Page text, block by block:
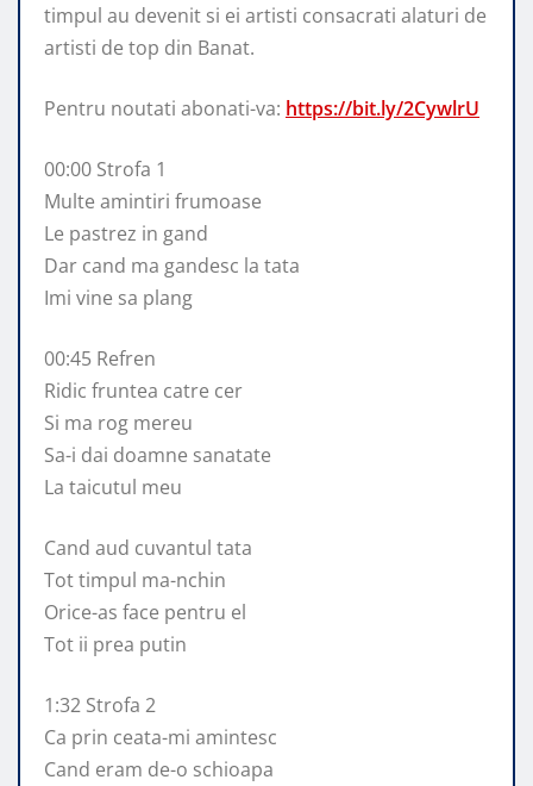
timpul au devenit si ei artisti consacrati alaturi de
artisti de top din Banat.
Pentru noutati abonati-va: https://bit.ly/2CywlrU
00:00 Strofa 1
Multe amintiri frumoase
Le pastrez in gand
Dar cand ma gandesc la tata
Imi vine sa plang
00:45 Refren
Ridic fruntea catre cer
Si ma rog mereu
Sa-i dai doamne sanatate
La taicutul meu
Cand aud cuvantul tata
Tot timpul ma-nchin
Orice-as face pentru el
Tot ii prea putin
1:32 Strofa 2
Ca prin ceata-mi amintesc
Cand eram de-o schioapa